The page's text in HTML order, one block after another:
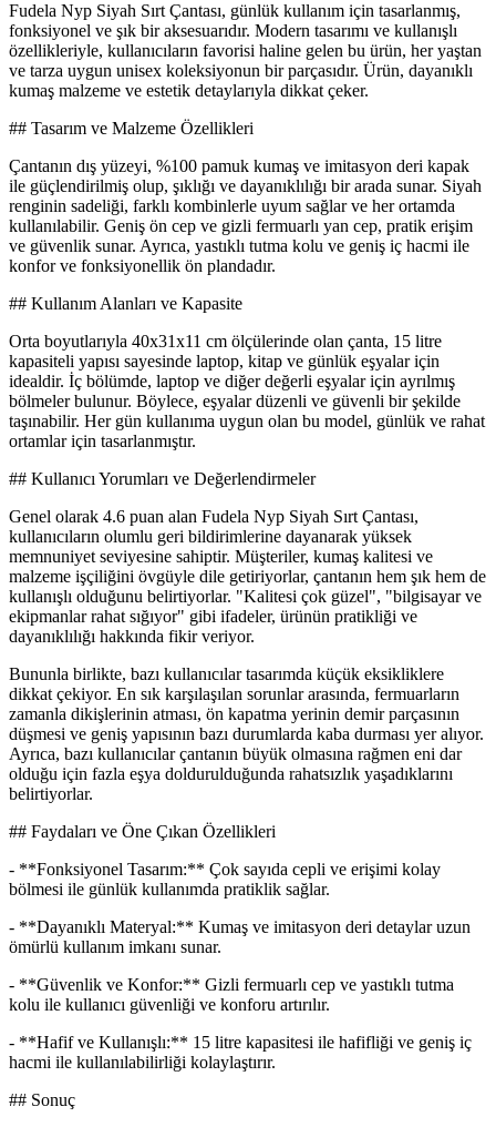
Fudela Nyp Siyah Sırt Çantası, günlük kullanım için tasarlanmış,
fonksiyonel ve şık bir aksesuarıdır. Modern tasarımı ve kullanışlı
özellikleriyle, kullanıcıların favorisi haline gelen bu ürün, her yaştan
ve tarza uygun unisex koleksiyonun bir parçasıdır. Ürün, dayanıklı
kumaş malzeme ve estetik detaylarıyla dikkat çeker.
## Tasarım ve Malzeme Özellikleri
Çantanın dış yüzeyi, %100 pamuk kumaş ve imitasyon deri kapak
ile güçlendirilmiş olup, şıklığı ve dayanıklılığı bir arada sunar. Siyah
renginin sadeliği, farklı kombinlerle uyum sağlar ve her ortamda
kullanılabilir. Geniş ön cep ve gizli fermuarlı yan cep, pratik erişim
ve güvenlik sunar. Ayrıca, yastıklı tutma kolu ve geniş iç hacmi ile
konfor ve fonksiyonellik ön plandadır.
## Kullanım Alanları ve Kapasite
Orta boyutlarıyla 40x31x11 cm ölçülerinde olan çanta, 15 litre
kapasiteli yapısı sayesinde laptop, kitap ve günlük eşyalar için
idealdir. İç bölümde, laptop ve diğer değerli eşyalar için ayrılmış
bölmeler bulunur. Böylece, eşyalar düzenli ve güvenli bir şekilde
taşınabilir. Her gün kullanıma uygun olan bu model, günlük ve rahat
ortamlar için tasarlanmıştır.
## Kullanıcı Yorumları ve Değerlendirmeler
Genel olarak 4.6 puan alan Fudela Nyp Siyah Sırt Çantası,
kullanıcıların olumlu geri bildirimlerine dayanarak yüksek
memnuniyet seviyesine sahiptir. Müşteriler, kumaş kalitesi ve
malzeme işçiliğini övgüyle dile getiriyorlar, çantanın hem şık hem de
kullanışlı olduğunu belirtiyorlar. "Kalitesi çok güzel", "bilgisayar ve
ekipmanlar rahat sığıyor" gibi ifadeler, ürünün pratikliği ve
dayanıklılığı hakkında fikir veriyor.
Bununla birlikte, bazı kullanıcılar tasarımda küçük eksikliklere
dikkat çekiyor. En sık karşılaşılan sorunlar arasında, fermuarların
zamanla dikişlerinin atması, ön kapatma yerinin demir parçasının
düşmesi ve geniş yapısının bazı durumlarda kaba durması yer alıyor.
Ayrıca, bazı kullanıcılar çantanın büyük olmasına rağmen eni dar
olduğu için fazla eşya doldurulduğunda rahatsızlık yaşadıklarını
belirtiyorlar.
## Faydaları ve Öne Çıkan Özellikleri
- **Fonksiyonel Tasarım:** Çok sayıda cepli ve erişimi kolay
bölmesi ile günlük kullanımda pratiklik sağlar.
- **Dayanıklı Materyal:** Kumaş ve imitasyon deri detaylar uzun
ömürlü kullanım imkanı sunar.
- **Güvenlik ve Konfor:** Gizli fermuarlı cep ve yastıklı tutma
kolu ile kullanıcı güvenliği ve konforu artırılır.
- **Hafif ve Kullanışlı:** 15 litre kapasitesi ile hafifliği ve geniş iç
hacmi ile kullanılabilirliği kolaylaştırır.
## Sonuç